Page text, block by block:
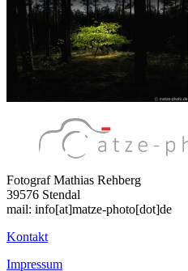
Fotograf Mathias Rehberg
39576 Stendal
mail: info[at]matze-photo[dot]de
Kontakt
Impressum